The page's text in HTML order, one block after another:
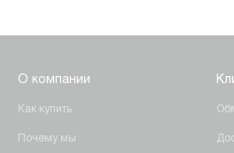
О компании
Как купить
Почему мы